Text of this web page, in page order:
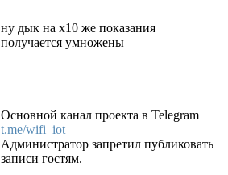
ну дык на х10 же показания
получается умножены
Основной канал проекта в Telegram
t.me/wifi_iot
Администратор запретил публиковать
записи гостям.